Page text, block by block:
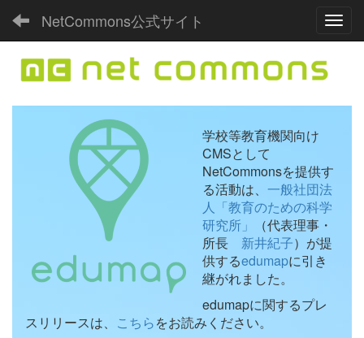
NetCommons公式サイト
学校等教育機関向け
CMSとして
NetCommonsを提供す
る活動は、 一般社団法
人「教育のための科学
研究所」
（代表理事・
所長 新井紀子）が提
供するedumapに引き
継がれました。
edumapに関するプレ
スリリースは、 こちらをお読みください。